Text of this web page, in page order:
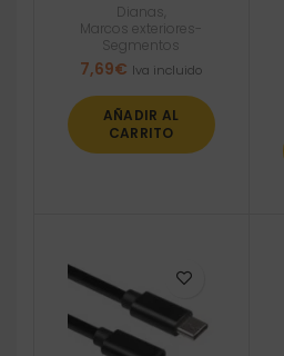
Dianas
Marcos exteriores-
Segmentos
7,69€ Iva incluido
AÑADIR AL
CARRITO